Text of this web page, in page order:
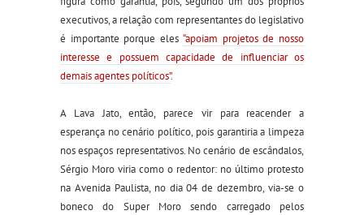
executivos, a relação com representantes do legislativo
é importante porque eles “apoiam projetos de nosso
interesse e possuem capacidade de influenciar os
demais agentes políticos”.
A Lava Jato, então, parece vir para reacender a
esperança no cenário político, pois garantiria a limpeza
nos espaços representativos. No cenário de escândalos,
Sérgio Moro viria como o redentor: no último protesto
na Avenida Paulista, no dia 04 de dezembro, via-se o
boneco do Super Moro sendo carregado pelos